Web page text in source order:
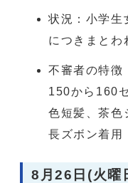
状況：小学生
につきまとわ
不審者の特徴
150から160
色短髪、茶色
長ズボン着用
8月26日(火曜